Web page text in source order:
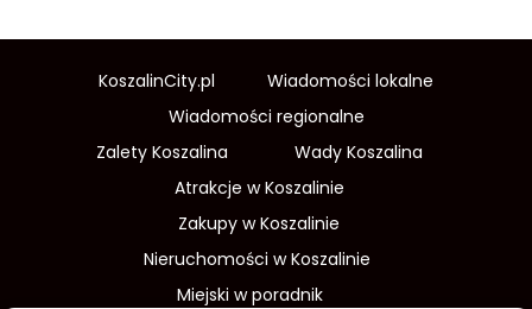
KoszalinCity.pl
Wiadomości lokalne
Wiadomości regionalne
Zalety Koszalina
Wady Koszalina
Atrakcje w Koszalinie
Zakupy w Koszalinie
Nieruchomości w Koszalinie
Miejski w poradnik